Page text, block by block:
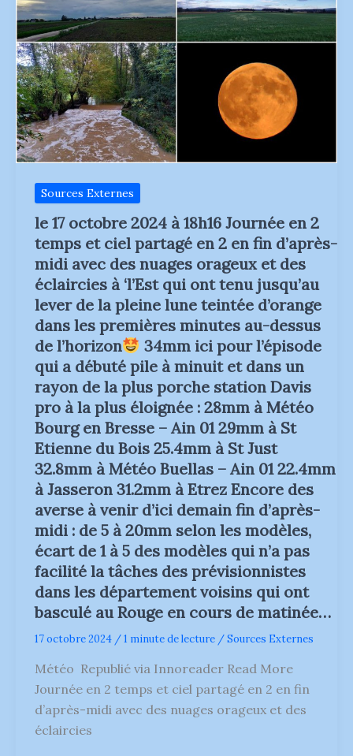
cumuls
ces
dernières
48h
sont
très
important
sur
les
premiers
reliefs.
243.6
mm
à
Caussols
215.2
mm
à
Coursegoules
Ce
n’est
pas
terminé
#VigilanceRouge
pluie/inondation
#VigilanceOrange
orages
et
crue
à
80
mm
loc.
100
mm
attendus
cette
nuit
Sources Externes
le 17 octobre 2024 à 18h16 Journée en 2
temps et ciel partagé en 2 en fin d’après-
midi avec des nuages orageux et des
éclaircies à ‘l’Est qui ont tenu jusqu’au
lever de la pleine lune teintée d’orange
dans les premières minutes au-dessus
de l’horizon
34mm ici pour l’épisode
qui a débuté pile à minuit et dans un
rayon de la plus porche station Davis
pro à la plus éloignée : 28mm à Météo
Bourg en Bresse – Ain 01 29mm à St
Etienne du Bois 25.4mm à St Just
32.8mm à Météo Buellas – Ain 01 22.4mm
à Jasseron 31.2mm à Etrez Encore des
averse à venir d’ici demain fin d’après-
midi : de 5 à 20mm selon les modèles,
écart de 1 à 5 des modèles qui n’a pas
facilité la tâches des prévisionnistes
dans les département voisins qui ont
basculé au Rouge en cours de matinée…
17 octobre 2024 /1 minute de lecture /Sources Externes
Météo Republié via Innoreader Read More
Journée en 2 temps et ciel partagé en 2 en fin
d’après-midi avec des nuages orageux et des
éclaircies